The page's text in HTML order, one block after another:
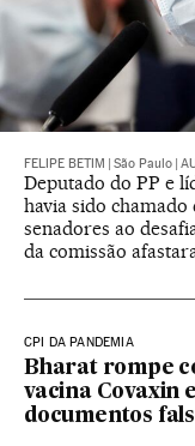
FELIPE BETIM São Paulo
Deputado do PP e
havia sido
senadores ao
da comissão
CPI DA PANDEMIA
Bharat rompe
vacina Covaxin
documentos